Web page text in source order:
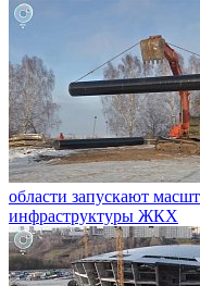
области запускают
инфраструктуры ЖКХ